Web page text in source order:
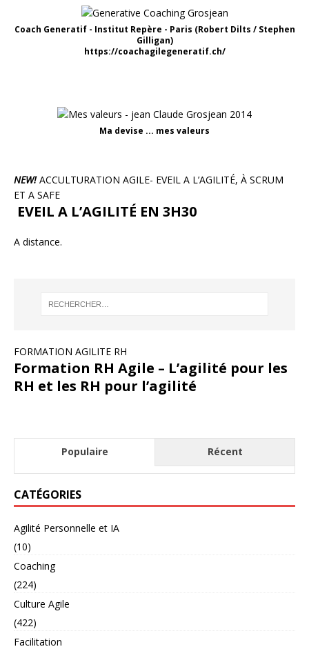
Coach Generatif - Institut Repère - Paris (Robert Dilts / Stephen
Gilligan)
https://coachagilegeneratif.ch/
Ma devise ... mes valeurs
NEW!ACCULTURATION AGILE- EVEIL A L’AGILITÉ, À SCRUM
ET A SAFE
EVEIL A L’AGILITÉ EN 3H30
A distance.
FORMATION AGILITE RH
Formation RH Agile – L’agilité pour les
RH et les RH pour l’agilité
Populaire Récent
CATÉGORIES
Agilité Personnelle et IA
(10)
Coaching
(224)
Culture Agile
(422)
Facilitation